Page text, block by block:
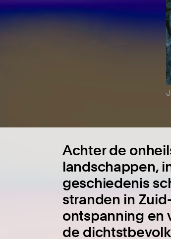
Achter de
landschappen,
geschiedenis
stranden in
ontspanning en
de